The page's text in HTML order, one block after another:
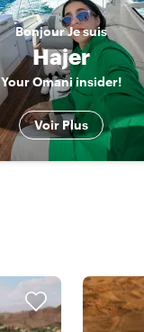
BonjourJe suis
Hajer
Your Omani insider!
Voir Plus